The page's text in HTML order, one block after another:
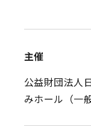
主催
公益財団法人
みホール（一